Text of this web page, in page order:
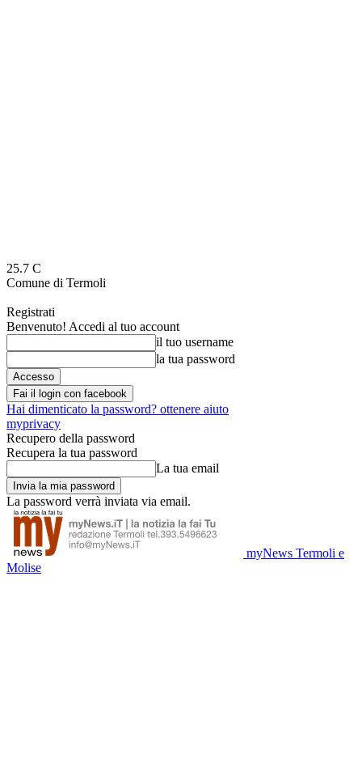
25.7 C
Comune di Termoli
Registrati
Benvenuto! Accedi al tuo account
il tuo username
la tua password
Fai il login con facebook
Hai dimenticato la password? ottenere aiuto
myprivacy
Recupero della password
Recupera la tua password
La tua email
La password verrà inviata via email.
myNews Termoli e
Molise